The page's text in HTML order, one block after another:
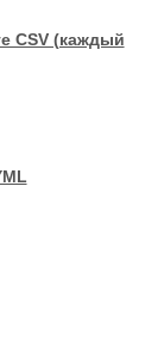
CSV (каждый